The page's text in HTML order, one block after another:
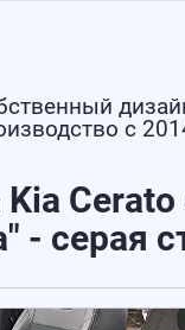
с
Cerato
- серая